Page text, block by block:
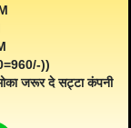
))
जरूर दे सट्टा कंपनी